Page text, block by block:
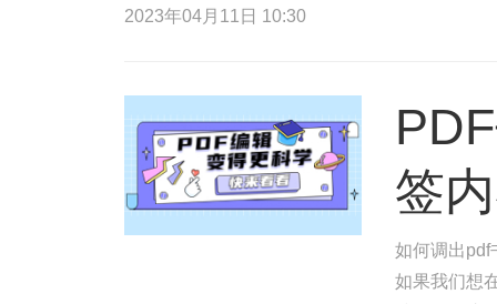
2023年04月11日 10:30
签
如何调出pdf
如果我们想